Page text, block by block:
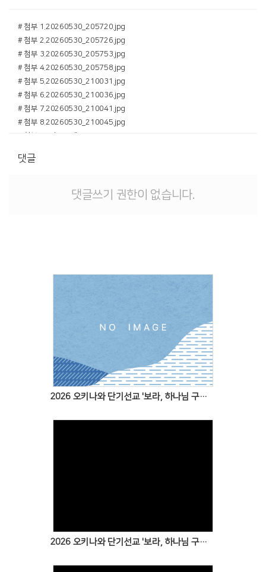
# 첨부 1.20260530_205720.jpg
# 첨부 2.20260530_205726.jpg
# 첨부 3.20260530_205753.jpg
# 첨부 4.20260530_205758.jpg
# 첨부 5.20260530_210031.jpg
# 첨부 6.20260530_210036.jpg
# 첨부 7.20260530_210041.jpg
# 첨부 8.20260530_210045.jpg
# 첨부 11.KakaoTalk_20260531_080736532.jpg
댓글
댓글쓰기 권한이 없습니다.
2026 오키나와 단기선교 '보라, 하나님 구원을!' 6일차 보고(마지막)
2026 오키나와 단기선교 '보라, 하나님 구원을!' 5일차 보고